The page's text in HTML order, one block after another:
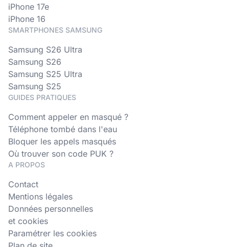
iPhone 17e
iPhone 16
SMARTPHONES SAMSUNG
Samsung S26 Ultra
Samsung S26
Samsung S25 Ultra
Samsung S25
GUIDES PRATIQUES
Comment appeler en masqué ?
Téléphone tombé dans l'eau
Bloquer les appels masqués
Où trouver son code PUK ?
A PROPOS
Contact
Mentions légales
Données personnelles
et cookies
Paramétrer les cookies